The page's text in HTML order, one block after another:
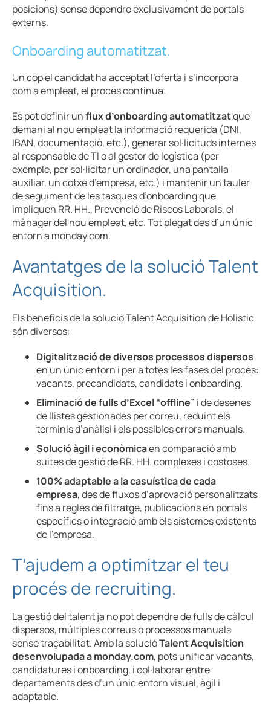
posicions) sense dependre exclusivament de portals
externs.
Onboarding automatitzat.
Un cop el candidat ha acceptat l’oferta i s’incorpora
com a empleat, el procés continua.
Es pot definir unflux d’onboarding automatitzatque
demani al nou empleat la informació requerida (DNI,
IBAN, documentació, etc.), generar sol·licituds internes
al responsable de TI o al gestor de logística (per
exemple, per sol·licitar un ordinador, una pantalla
auxiliar, un cotxe d’empresa, etc.) i mantenir un tauler
de seguiment de les tasques d’onboarding que
impliquen RR. HH., Prevenció de Riscos Laborals, el
mànager del nou empleat, etc. Tot plegat des d’un únic
entorn a monday.com.
Avantatges de la solució Talent
Acquisition.
Els beneficis de la solució Talent Acquisition de Holistic
són diversos:
Digitalització de diversos processos dispersos
en un únic entorn i per a totes les fases del procés:
vacants, precandidats, candidats i onboarding.
Eliminació de fulls d’Excel “offline” i de desenes
de llistes gestionades per correu, reduint els
terminis d’anàlisi i els possibles errors manuals.
Solució àgil i econòmicaen comparació amb
suites de gestió de RR. HH. complexes i costoses.
100% adaptable a la casuística de cada
empresa, des de fluxos d’aprovació personalitzats
fins a regles de filtratge, publicacions en portals
específics o integració amb els sistemes existents
de l’empresa.
T’ajudem a optimitzar el teu
procés de recruiting.
La gestió del talent ja no pot dependre de fulls de càlcul
dispersos, múltiples correus o processos manuals
sense traçabilitat. Amb la solucióTalent Acquisition
desenvolupada a monday.com, pots unificar vacants,
candidatures i onboarding, i col·laborar entre
departaments des d’un únic entorn visual, àgil i
adaptable.